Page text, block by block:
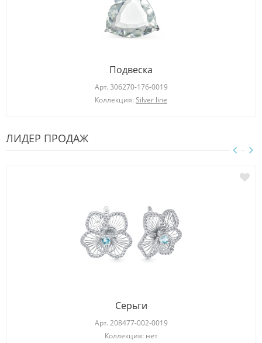
Подвеска
Арт. 306270-176-0019
Коллекция: Silver line
ЛИДЕР ПРОДАЖ
Серьги
Арт. 208477-002-0019
Коллекция: нет